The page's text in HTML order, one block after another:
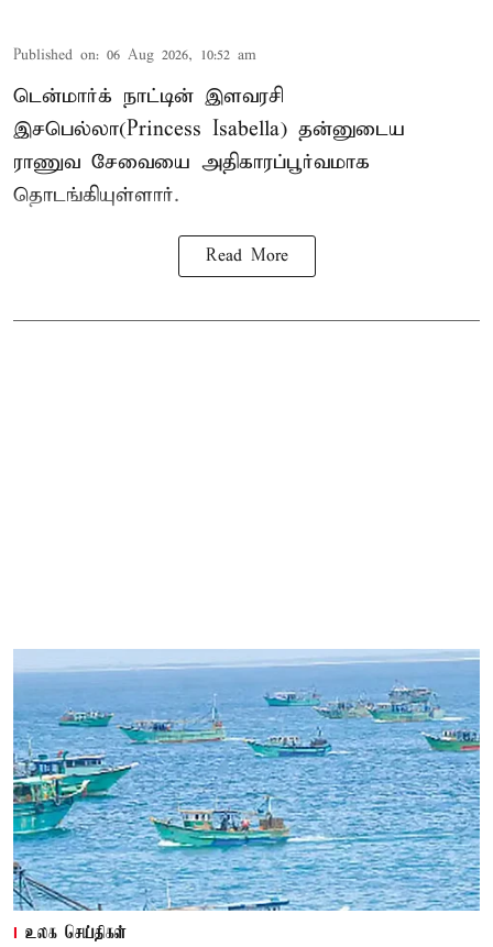
Published on: 06 Aug 2026, 10:52 am
டென்மார்க் நாட்டின் இளவரசி
இசபெல்லா(Princess Isabella) தன்னுடைய
ராணுவ சேவையை அதிகாரப்பூர்வமாக
தொடங்கியுள்ளார்.
Read More
உலக செய்திகள்